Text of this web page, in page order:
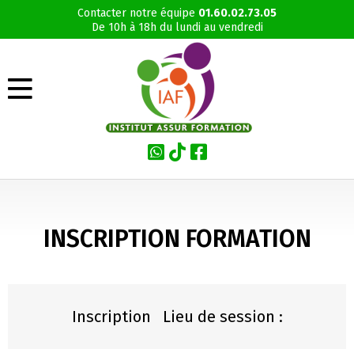
Contacter notre équipe 01.60.02.73.05
De 10h à 18h du lundi au vendredi
INSCRIPTION FORMATION
Inscription Lieu de session :